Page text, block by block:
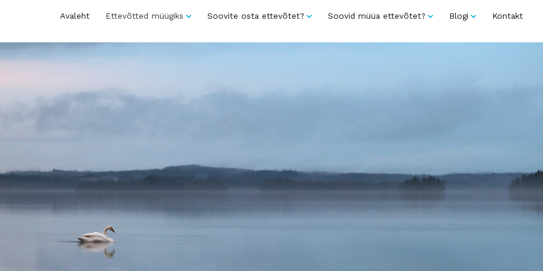
Avaleht Ettevõtted müügiks Soovite osta ettevõtet? Soovid müüa ettevõtet? Blogi Kontakt